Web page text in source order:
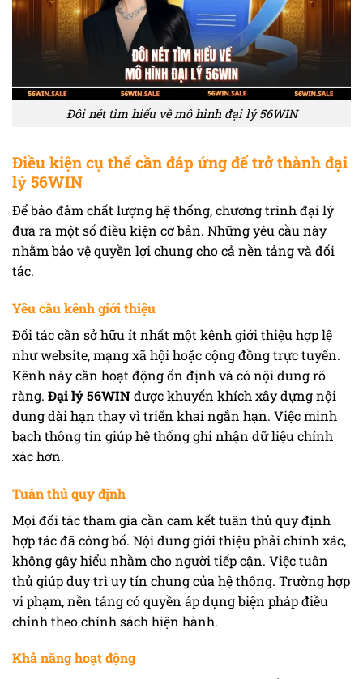
Đôi nét tìm hiểu về mô hình đại lý 56WIN
Điều kiện cụ thể cần đáp ứng để trở thành đại
lý 56WIN
Để bảo đảm chất lượng hệ thống, chương trình đại lý
đưa ra một số điều kiện cơ bản. Những yêu cầu này
nhằm bảo vệ quyền lợi chung cho cả nền tảng và đối
tác.
Yêu cầu kênh giới thiệu
Đối tác cần sở hữu ít nhất một kênh giới thiệu hợp lệ
như website, mạng xã hội hoặc cộng đồng trực tuyến.
Kênh này cần hoạt động ổn định và có nội dung rõ
ràng. Đại lý 56WINđược khuyến khích xây dựng nội
dung dài hạn thay vì triển khai ngắn hạn. Việc minh
bạch thông tin giúp hệ thống ghi nhận dữ liệu chính
xác hơn.
Tuân thủ quy định
Mọi đối tác tham gia cần cam kết tuân thủ quy định
hợp tác đã công bố. Nội dung giới thiệu phải chính xác,
không gây hiểu nhầm cho người tiếp cận. Việc tuân
thủ giúp duy trì uy tín chung của hệ thống. Trường hợp
vi phạm, nền tảng có quyền áp dụng biện pháp điều
chỉnh theo chính sách hiện hành.
Khả năng hoạt động